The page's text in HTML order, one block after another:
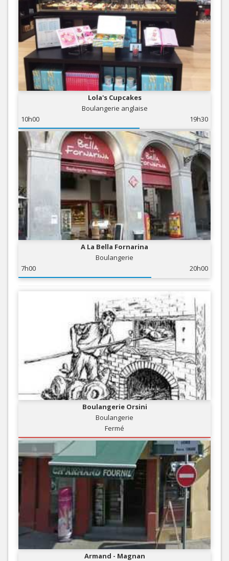
Lola's Cupcakes
Boulangerie anglaise
10h00
19h30
A La Bella Fornarina
Boulangerie
7h00
20h00
Boulangerie Orsini
Boulangerie
Fermé
Armand - Magnan